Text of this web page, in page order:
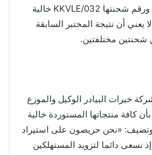
الذرة Maxim`s الجديدة، ورقم شحنتها KKVLE/032 خالية
يعني أن نتيجة المختبر السابقة
شحنتين مختلفتين.
خيرات البيادر الوكيل والموزع
بأن كافة منتجاتها المستوردة خالية
وتضيف: «نحن حريصون على استيراد
نسعى دائما لتزويد المستهلكين